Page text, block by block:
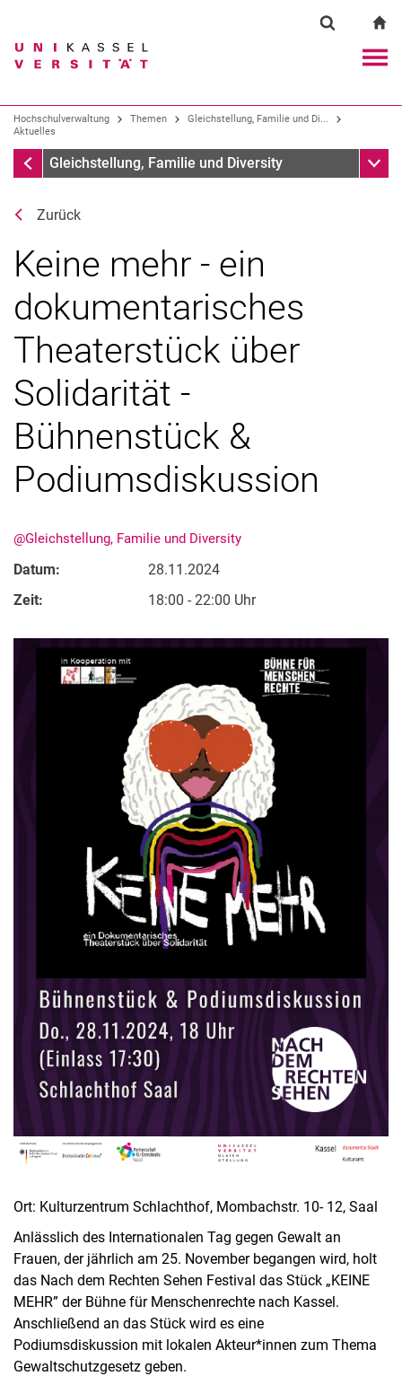
Springe direkt zu: Inhalt
Springe direkt zu: Suche
Springe direkt zu:
Suchbegriff
Suchmaschine
Suchen (öffnet externen Link in einem
Hochschulverwaltung Themen
Gleichstellung, Familie und Di...
Aktuelles
Aktuelles
Gleichstellung, Familie und Diversity
Zurück
Keine mehr - ein
dokumentarisches
Theaterstück über
Solidarität -
Bühnenstück &
Podiumsdiskussion
@Gleichstellung, Familie und Diversity
Datum:
28.11.2024
Zeit:
18:00 - 22:00 Uhr
Ort: Kulturzentrum Schlachthof, Mombachstr. 10- 12, Saal
Anlässlich des Internationalen Tag gegen Gewalt an
Frauen, der jährlich am 25. November begangen wird, holt
das Nach dem Rechten Sehen Festival das Stück „KEINE
MEHR” der Bühne für Menschenrechte nach Kassel.
Anschließend an das Stück wird es eine
Podiumsdiskussion mit lokalen Akteur*innen zum Thema
Gewaltschutzgesetz geben.